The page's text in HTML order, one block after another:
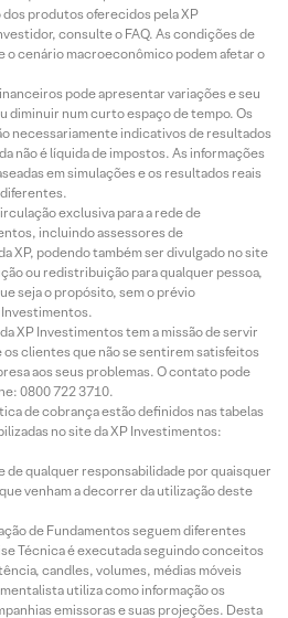
produtos oferecidos pela XP
consulte o FAQ. As condições de
o cenário macroeconômico podem afetar o
pode apresentar variações e seu
diminuir num curto espaço de tempo. Os
necessariamente indicativos de resultados
não é líquida de impostos. As informações
em simulações e os resultados reais
exclusiva para a rede de
incluindo assessores de
XP, podendo também ser divulgado no site
ou redistribuição para qualquer pessoa,
seja o propósito, sem o prévio
XP Investimentos tem a missão de servir
clientes que não se sentirem satisfeitos
aos seus problemas. O contato pode
0800 722 3710.
de cobrança estão definidos nas tabelas
no site da XP Investimentos:
de qualquer responsabilidade por quaisquer
venham a decorrer da utilização deste
de Fundamentos seguem diferentes
Técnica é executada seguindo conceitos
candles, volumes, médias móveis
utiliza como informação os
emissoras e suas projeções. Desta